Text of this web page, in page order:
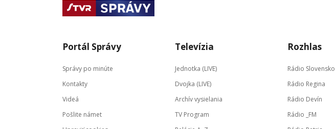
Portál Správy
Správy po minúte
Kontakty
Videá
Pošlite námet
Televízia
Jednotka (LIVE)
Dvojka (LIVE)
Archív vysielania
TV Program
Rozhlas
Rádio Slovensko
Rádio Regina
Rádio Devín
Rádio _FM